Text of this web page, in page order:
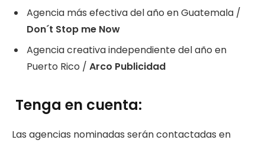
Agencia más efectiva del año en Guatemala /
Don´t Stop me Now
Agencia creativa independiente del año en
Puerto Rico / Arco Publicidad
Tenga en cuenta:
Las agencias nominadas serán contactadas en